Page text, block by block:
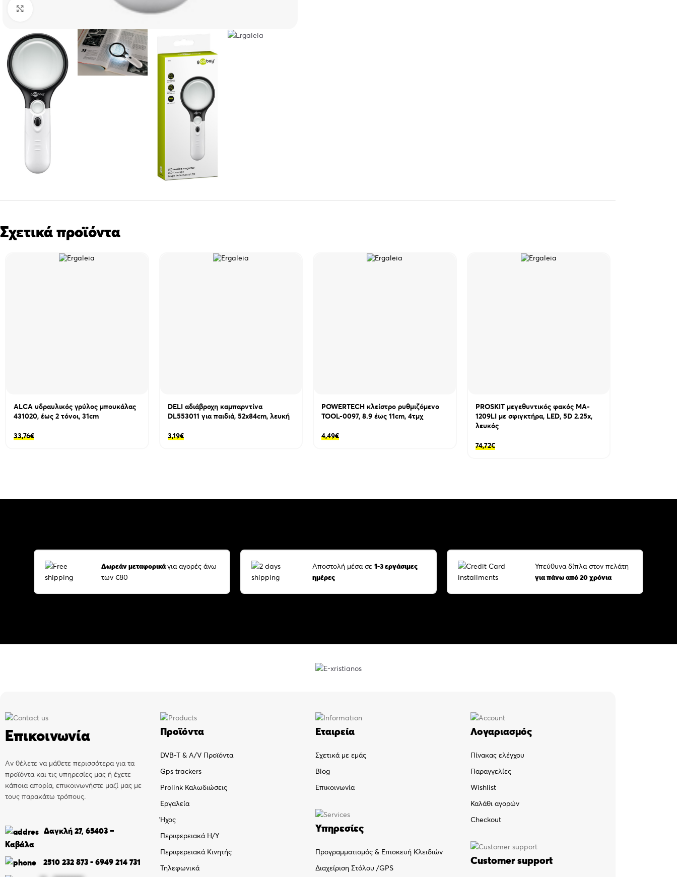
Σχετικά προϊόντα
ALCA υδραυλικός γρύλος μπουκάλας
431020, έως 2 τόνοι, 31cm
33,76€
DELI αδιάβροχη καμπαρντίνα
DL553011 για παιδιά, 52x84cm, λευκή
3,19€
POWERTECH κλείστρο ρυθμιζόμενο
TOOL-0097, 8.9 έως 11cm, 4τμχ
4,49€
PROSKIT μεγεθυντικός φακός MA-
1209LI με σφιγκτήρα, LED, 5D 2.25x,
λευκός
74,72€
Δωρεάν μεταφορικάγια αγορές άνω
των €80
Αποστολή μέσα σε 1-3 εργάσιμες
ημέρες
Υπεύθυνα δίπλα στον πελάτη
για πάνω από 20 χρόνια
Επικοινωνία
Αν θέλετε να μάθετε περισσότερα για τα
προϊόντα και τις υπηρεσίες μας ή έχετε
κάποια απορία, επικοινωνήστε μαζί μας με
τους παρακάτω τρόπους.
Δαγκλή 27, 65403 –
Καβάλα
2510 232 873 - 6949 214 731
Προϊόντα
DVB-T & A/V Προϊόντα
Gps trackers
Prolink Καλωδιώσεις
Εργαλεία
Ήχος
Περιφερειακά Η/Υ
Περιφερειακά Κινητής
Τηλεφωνικά
Εταιρεία
Σχετικά με εμάς
Blog
Επικοινωνία
Υπηρεσίες
Προγραμματισμός & Επισκευή Κλειδιών
Διαχείριση Στόλου /GPS
Λογαριασμός
Πίνακας ελέγχου
Παραγγελίες
Wishlist
Καλάθι αγορών
Checkout
Customer support